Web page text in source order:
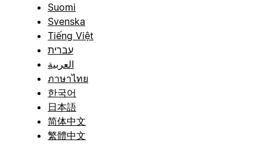
Suomi
Svenska
Tiếng Việt
עברית
العربية
ภาษาไทย
한국어
日本語
简体中文
繁體中文